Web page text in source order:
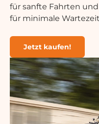
Zubehör
Community
Support
für sanfte Fahrten
für minimale
Jetzt kaufen!